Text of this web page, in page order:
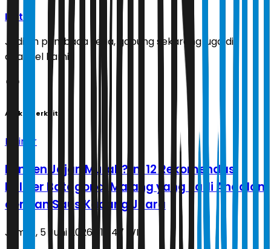
Ikuti
Jadilah pembaca setia, gabung sekarang juga di
channel kami!
Artikel Terkait
Kuliner
Pengen Jajan Murah? Ini 12 Rekomendasi
Kuliner Batagor di Malang yang Jadi Andalan
dengan Saus Kacang Juara
Jumat, 5 Juni 2026 | 17.47 WIB